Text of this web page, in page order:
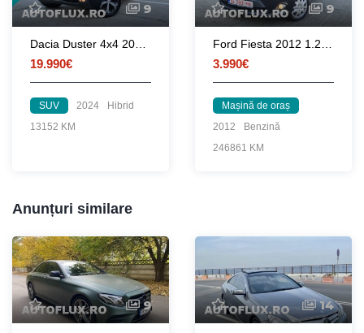
9
19.990€
SUV 2024
Hibrid
13152 KM
9
3.990€
Mașină de oraș
2012
Benzină
246861 KM
Anunțuri similare
9 14